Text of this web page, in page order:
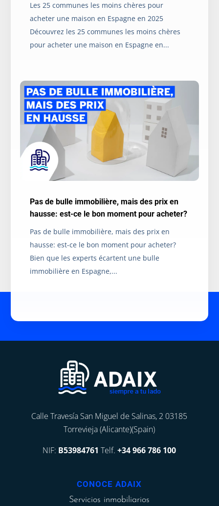
Les 25 communes les moins chères pour
acheter une maison en Espagne en 2025
Découvrez les 25 communes les moins chères
pour acheter une maison en Espagne en...
Pas de bulle immobilière, mais des prix en
hausse: est-ce le bon moment pour acheter?
Pas de bulle immobilière, mais des prix en
hausse: est-ce le bon moment pour acheter?
Bien que les experts écartent une bulle
immobilière en Espagne,...
Calle Travesía San Miguel de Salinas, 2 03185
Torrevieja (Alicante)(Spain)
NIF: B53984761 Telf.+34 966 786 100
CONOCE ADAIX
Servicios inmobiliarios